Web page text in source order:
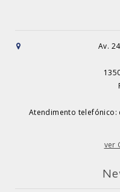
Av.
Atendimento telefónico:
ver